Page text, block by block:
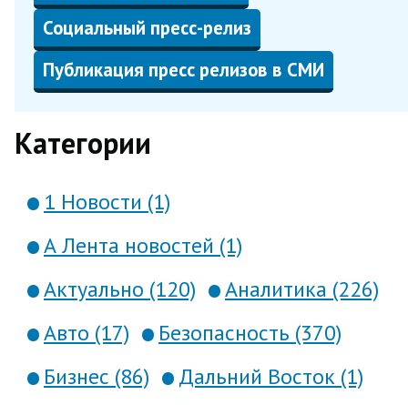
Социальный пресс-релиз
Публикация пресс релизов в СМИ
Категории
1 Новости (1)
А Лента новостей (1)
Актуально (120)
Аналитика (226)
Авто (17)
Безопасность (370)
Бизнес (86)
Дальний Восток (1)